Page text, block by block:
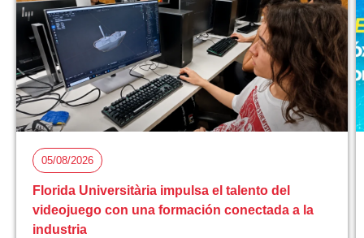
05/08/2026
Florida Universitària impulsa el talento del
videojuego con una formación conectada a la
industria